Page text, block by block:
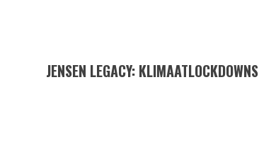
JENSEN LEGACY: KLIMAATLOCKDOWNS